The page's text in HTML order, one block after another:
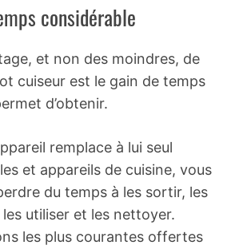
considérable
et non des moindres, de
cuiseur est le gain de temps
d’obtenir.
remplace à lui seul
et appareils de cuisine, vous
du temps à les sortir, les
utiliser et les nettoyer.
les plus courantes offertes